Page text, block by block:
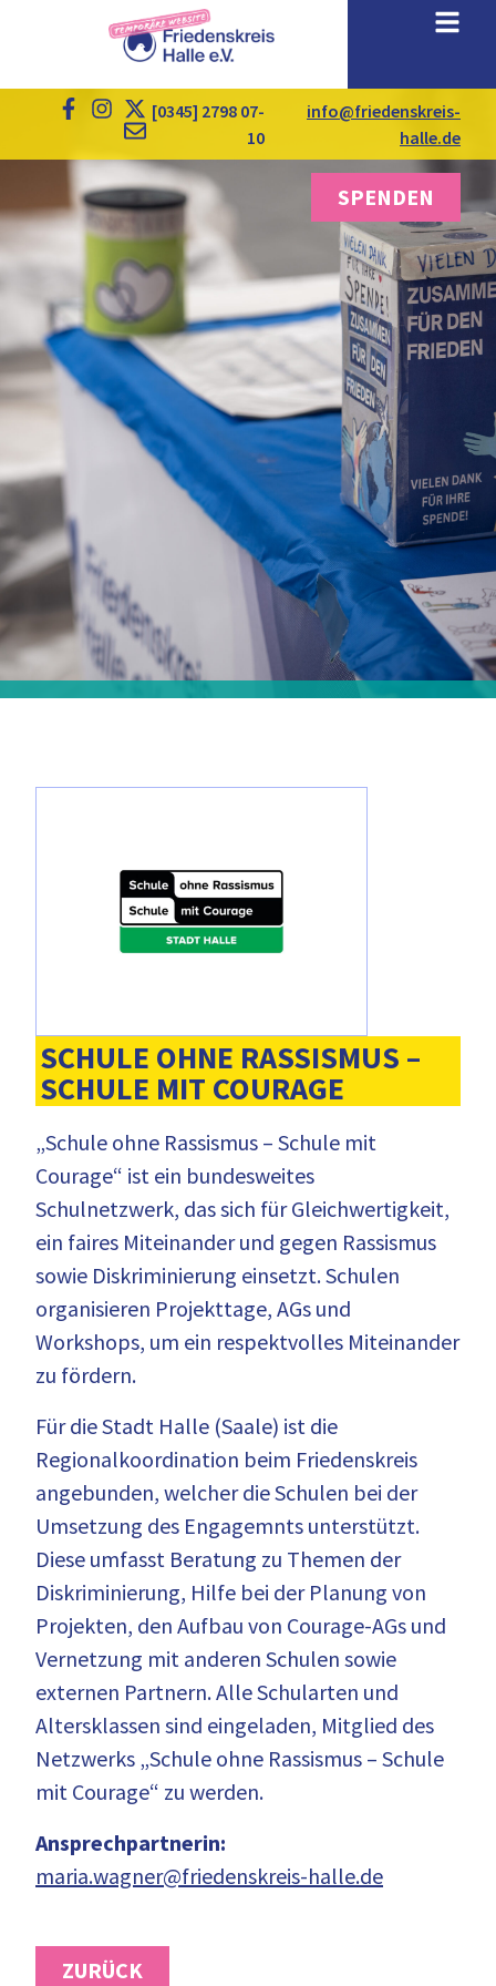
[0345] 2798 07-
10
info@friedenskreis-
halle.de
SPENDEN
SCHULE OHNE RASSISMUS –
SCHULE MIT COURAGE
„Schule ohne Rassismus – Schule mit
Courage“ ist ein bundesweites
Schulnetzwerk, das sich für Gleichwertigkeit,
ein faires Miteinander und gegen Rassismus
sowie Diskriminierung einsetzt. Schulen
organisieren Projekttage, AGs und
Workshops, um ein respektvolles Miteinander
zu fördern.
Für die Stadt Halle (Saale) ist die
Regionalkoordination beim Friedenskreis
angebunden, welcher die Schulen bei der
Umsetzung des Engagemnts unterstützt.
Diese umfasst Beratung zu Themen der
Diskriminierung, Hilfe bei der Planung von
Projekten, den Aufbau von Courage-AGs und
Vernetzung mit anderen Schulen sowie
externen Partnern. Alle Schularten und
Altersklassen sind eingeladen, Mitglied des
Netzwerks „Schule ohne Rassismus – Schule
mit Courage“ zu werden.
Ansprechpartnerin:
maria.wagner@friedenskreis-halle.de
ZURÜCK